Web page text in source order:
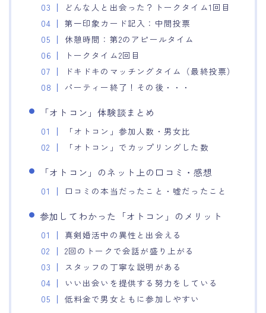
どんな人と出会った？トークタイム1回目
第一印象カード記入：中間投票
休憩時間：第2のアピールタイム
トークタイム2回目
ドキドキのマッチングタイム（最終投票）
パーティー終了！その後・・・
「オトコン」体験談まとめ
「オトコン」参加人数・男女比
「オトコン」でカップリングした数
「オトコン」のネット上の口コミ・感想
口コミの本当だったこと・嘘だったこと
参加してわかった「オトコン」のメリット
真剣婚活中の異性と出会える
2回のトークで会話が盛り上がる
スタッフの丁寧な説明がある
いい出会いを提供する努力をしている
低料金で男女ともに参加しやすい